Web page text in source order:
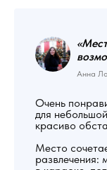
Анна
Очень
для
красиво
Место
развлечения: